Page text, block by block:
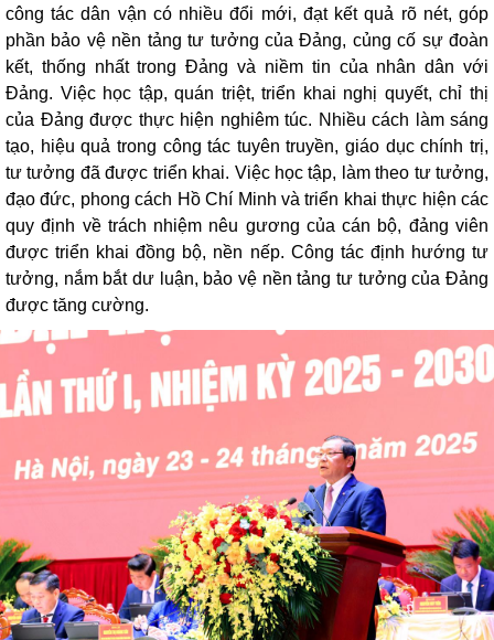
công tác dân vận có nhiều đổi mới, đạt kết quả rõ nét, góp
phần bảo vệ nền tảng tư tưởng của Đảng, củng cố sự đoàn
kết, thống nhất trong Đảng và niềm tin của nhân dân với
Đảng. Việc học tập, quán triệt, triển khai nghị quyết, chỉ thị
của Đảng được thực hiện nghiêm túc. Nhiều cách làm sáng
tạo, hiệu quả trong công tác tuyên truyền, giáo dục chính trị,
tư tưởng đã được triển khai. Việc học tập, làm theo tư tưởng,
đạo đức, phong cách Hồ Chí Minh và triển khai thực hiện các
quy định về trách nhiệm nêu gương của cán bộ, đảng viên
được triển khai đồng bộ, nền nếp. Công tác định hướng tư
tưởng, nắm bắt dư luận, bảo vệ nền tảng tư tưởng của Đảng
được tăng cường.